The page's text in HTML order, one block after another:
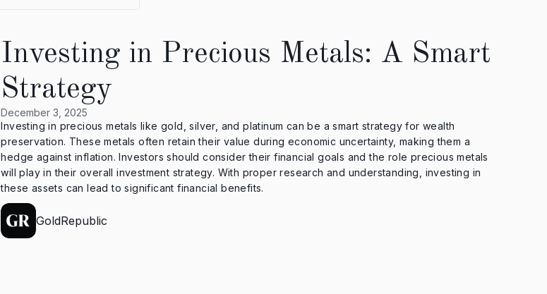
Investing in Precious Metals: A Smart
Strategy
December 3, 2025
Investing in precious metals like gold, silver, and platinum can be a smart strategy for wealth
preservation. These metals often retain their value during economic uncertainty, making them a
hedge against inflation. Investors should consider their financial goals and the role precious metals
will play in their overall investment strategy. With proper research and understanding, investing in
these assets can lead to significant financial benefits.
GoldRepublic